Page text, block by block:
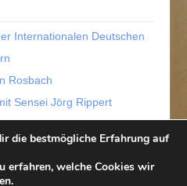
Internationalen Deutschen
Rosbach
Sensei Jörg Rippert
in der Wetterau
2026 in Mörlenbach
die bestmögliche Erfahrung auf
erfahren, welche Cookies wir